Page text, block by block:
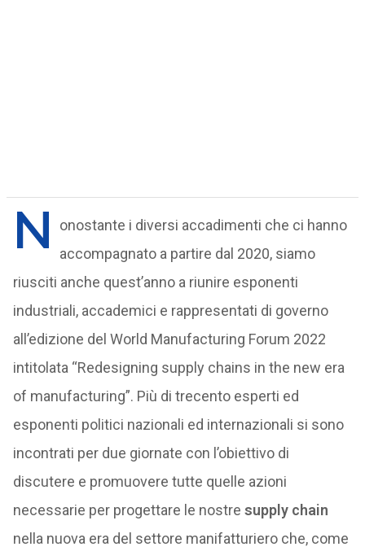
N
onostante i diversi accadimenti che ci hanno
accompagnato a partire dal 2020, siamo
riusciti anche quest’anno a riunire esponenti
industriali, accademici e rappresentati di governo
all’edizione del World Manufacturing Forum 2022
intitolata “Redesigning supply chains in the new era
of manufacturing”. Più di trecento esperti ed
esponenti politici nazionali ed internazionali si sono
incontrati per due giornate con l’obiettivo di
discutere e promuovere tutte quelle azioni
necessarie per progettare le nostre supply chain
nella nuova era del settore manifatturiero che, come